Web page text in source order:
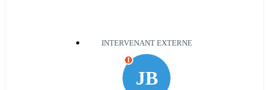
INTERVENANT EXTERNE
JB
I